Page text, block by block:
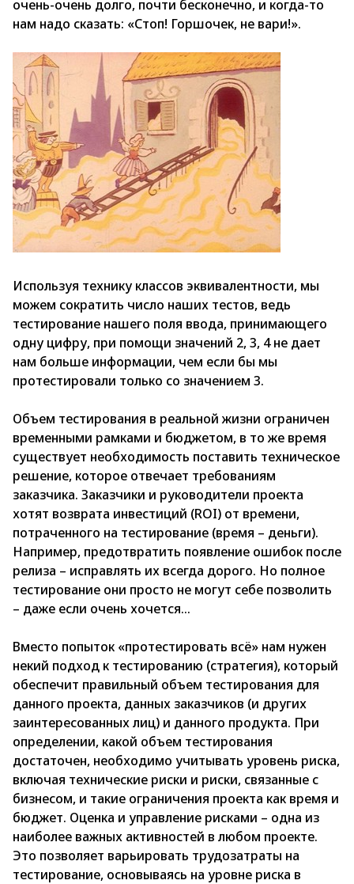
очень-очень долго, почти бесконечно, и когда-то
нам надо сказать: «Стоп! Горшочек, не вари!».
Используя технику классов эквивалентности, мы
можем сократить число наших тестов, ведь
тестирование нашего поля ввода, принимающего
одну цифру, при помощи значений 2, 3, 4 не дает
нам больше информации, чем если бы мы
протестировали только со значением 3.
Объем тестирования в реальной жизни ограничен
временными рамками и бюджетом, в то же время
существует необходимость поставить техническое
решение, которое отвечает требованиям
заказчика. Заказчики и руководители проекта
хотят возврата инвестиций (ROI) от времени,
потраченного на тестирование (время – деньги).
Например, предотвратить появление ошибок после
релиза – исправлять их всегда дорого. Но полное
тестирование они просто не могут себе позволить
– даже если очень хочется…
Вместо попыток «протестировать всё» нам нужен
некий подход к тестированию (стратегия), который
обеспечит правильный объем тестирования для
данного проекта, данных заказчиков (и других
заинтересованных лиц) и данного продукта. При
определении, какой объем тестирования
достаточен, необходимо учитывать уровень риска,
включая технические риски и риски, связанные с
бизнесом, и такие ограничения проекта как время и
бюджет. Оценка и управление рисками – одна из
наиболее важных активностей в любом проекте.
Это позволяет варьировать трудозатраты на
тестирование, основываясь на уровне риска в